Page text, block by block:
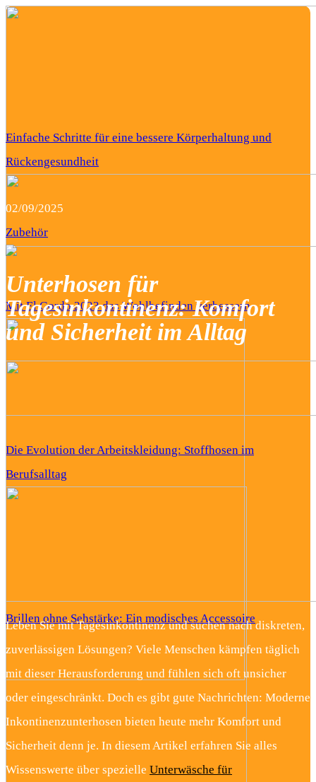
Einfache Schritte für eine bessere Körperhaltung und
Rückengesundheit
Mit El Gordo 2023 das Wohlbefinden verbessern
Die Evolution der Arbeitskleidung: Stoffhosen im
Berufsalltag
Brillen ohne Sehstärke: Ein modisches Accessoire
02/09/2025
Zubehör
Unterhosen für
Tagesinkontinenz: Komfort
und Sicherheit im Alltag
Leben Sie mit Tagesinkontinenz und suchen nach diskreten,
zuverlässigen Lösungen? Viele Menschen kämpfen täglich
mit dieser Herausforderung und fühlen sich oft unsicher
oder eingeschränkt. Doch es gibt gute Nachrichten: Moderne
Inkontinenzunterhosen bieten heute mehr Komfort und
Sicherheit denn je. In diesem Artikel erfahren Sie alles
Wissenswerte über spezielle Unterwäsche für